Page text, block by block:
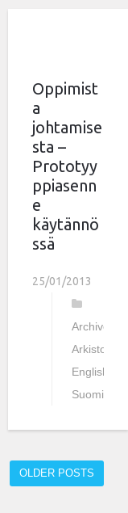
Oppimist
a
johtamise
sta –
Prototyy
ppiasenn
e
käytännö
ssä
25/01/2013
Archive
Arkisto
English
Suomi
OLDER POSTS